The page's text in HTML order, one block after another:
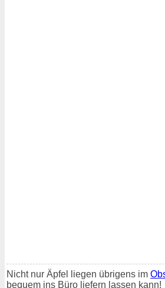
Nicht nur Äpfel liegen übrigens im
bequem ins Büro liefern lassen kann!